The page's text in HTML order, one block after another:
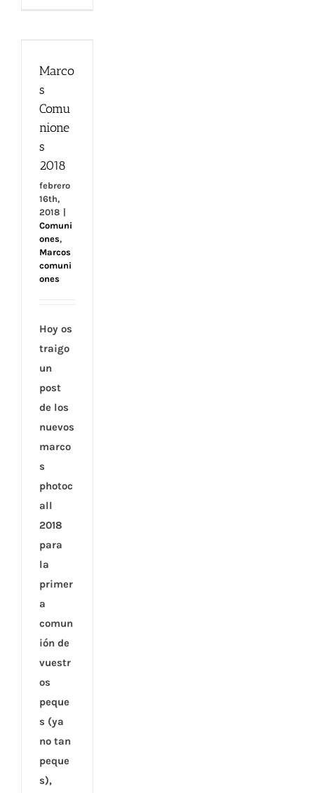
Comuniones
Marco
s
Comu
nione
s
2018
febrero
16th,
2018
Comuni
ones,
Marcos
comuni
ones
Hoy os
traigo
un
post
de los
nuevos
marco
s
photoc
all
2018
para
la
primer
a
comun
ión de
vuestr
os
peque
s (ya
no tan
peque
s),